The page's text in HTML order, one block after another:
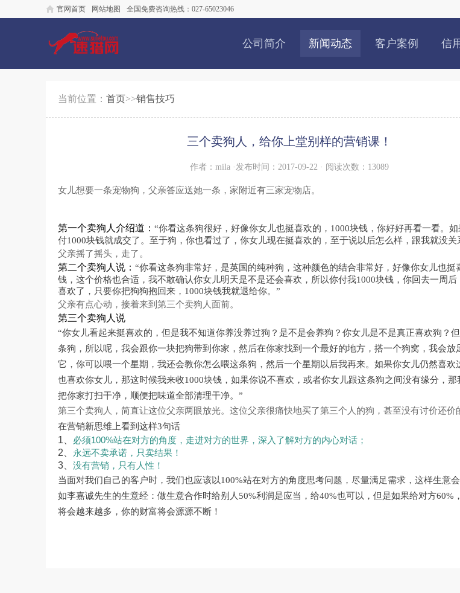
官网首页 网站地图 全国免费咨询热线：027-65023046
公司简介 新闻动态 客户案例 信
当前位置： 首页>>销售技巧
三个卖狗人，给你上堂别样的营销课！
作者：mila ·发布时间：2017-09-22 · 阅读次数：13089
女儿想要一条宠物狗，父亲答应送她一条，家附近有三家宠物店。
第一个卖狗人介绍道： “你看这条狗很好，好像你女儿也挺喜欢的，1000块钱，你好好再看一看。如
付1000块钱就成交了。至于狗，你也看过了，你女儿现在挺喜欢的，至于说以后怎么样，跟我就没关
父亲摇了摇头，走了。
第二个卖狗人说： “你看这条狗非常好，是英国的纯种狗，这种颜色的结合非常好，好像你女儿也挺
钱，这个价格也合适，我不敢确认你女儿明天是不是还会喜欢，所以你付我1000块钱，你回去一周后
喜欢了，只要你把狗狗抱回来，1000块钱我就退给你。”
父亲有点心动，接着来到第三个卖狗人面前。
第三个卖狗人说
“你女儿看起来挺喜欢的，但是我不知道你养没养过狗？是不是会养狗？你女儿是不是真正喜欢狗？
条狗，所以呢，我会跟你一块把狗带到你家，然后在你家找到一个最好的地方，搭一个狗窝，我会放
它，你可以喂一个星期，我还会教你怎么喂这条狗，然后一个星期以后我再来。如果你女儿仍然喜欢
也喜欢你女儿，那这时候我来收1000块钱，如果你说不喜欢，或者你女儿跟这条狗之间没有缘分，那
把你家打扫干净，顺便把味道全部清理干净。”
第三个卖狗人，简直让这位父亲两眼放光。这位父亲很痛快地买了第三个人的狗，甚至没有讨价还价
在营销新思维上看到这样3句话
1 必须100%站在对方的角度，走进对方的世界，深入了解对方的内心对话；
2 永远不卖承诺，只卖结果！
3
没有营销，只有人性！
当面对我们自己的客户时，我们也应该以100%站在对方的角度思考问题，尽量满足需求，这样生意
如李嘉诚先生的生意经：做生意合作时给别人50%利润是应当，给40%也可以，但是如果给对方60%
将会越来越多，你的财富将会源源不断！